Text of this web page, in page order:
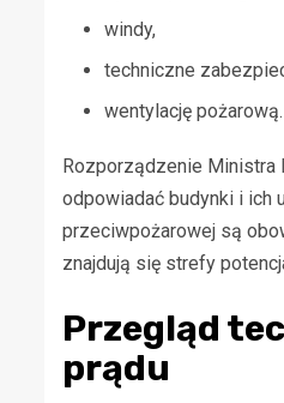
windy,
techniczne
wentylację pożarową.
Rozporządzenie Ministra
odpowiadać budynki i ich
przeciwpożarowej są
znajdują się strefy
Przegląd
prądu